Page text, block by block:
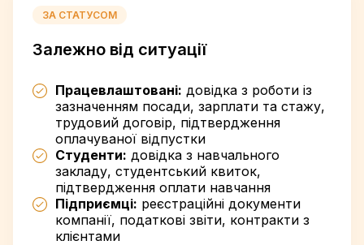
ЗА СТАТУСОМ
Залежно від ситуації
Працевлаштовані: довідка з роботи із
зазначенням посади, зарплати та стажу,
трудовий договір, підтвердження
оплачуваної відпустки
Студенти: довідка з навчального
закладу, студентський квиток,
підтвердження оплати навчання
Підприємці: реєстраційні документи
компанії, податкові звіти, контракти з
клієнтами